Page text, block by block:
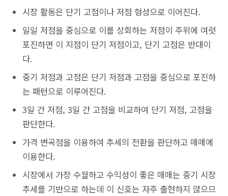
시장 활동은 단기 고점이나 저점 형성으로 이어진다.
일일 저점을 중심으로 이를 상회하는 저점이 주위에 여럿
포진하면 이 지점이 단기 저점이고, 단기 고점은 반대이
다.
중기 저점과 고점은 단기 저점과 고점을 중심으로 포진하
는 패턴으로 이루어진다.
3일 간 저점, 3일 간 고점을 비교하여 단기 저점, 고점을
판단한다.
가격 변곡점을 이용하여 추세의 전환을 판단하고 매매에
이용한다.
시장에서 가장 수월하고 수익성이 좋은 매매는 중기 시장
추세를 기반으로 하는데 이 신호는 자주 출현하지 않으므